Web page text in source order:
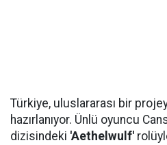
Türkiye, uluslararası bir
hazırlanıyor. Ünlü oyuncu
dizisindeki 'Aethelwulf'